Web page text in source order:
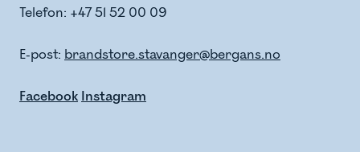
Telefon: +47 51 52 00 09
E-post: brandstore.stavanger@bergans.no
Facebook Instagram